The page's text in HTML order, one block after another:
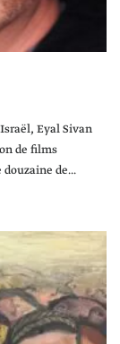
Eyal Sivan
de films
de...